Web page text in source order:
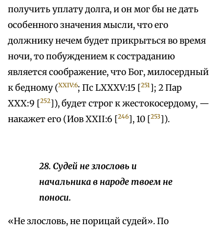
получить уплату долга, и он мог бы не дать
особенного значения мысли, что его
должнику нечем будет прикрыться во время
ночи, то побуждением к состраданию
является соображение, что Бог, милосердный
к бедному (XXIV:6; Пс LXXXV:15 [251]; 2 Пар
XXX:9 [252]), будет строг к жестокосердому, —
накажет его (Иов XXII:6 [246], 10 [253]).
28. Судей не злословь и
начальника в народе твоем не
поноси.
«Не злословь, не порицай судей». По